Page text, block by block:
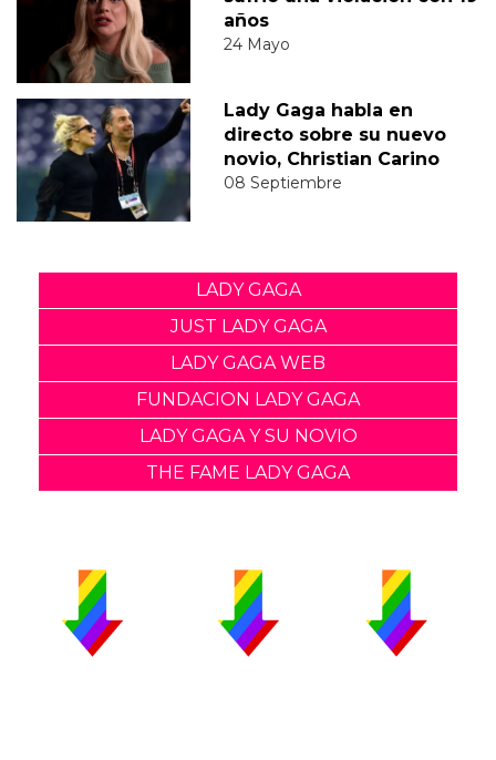
años
24 Mayo
Lady Gaga habla en
directo sobre su nuevo
novio, Christian Carino
08 Septiembre
LADY GAGA
JUST LADY GAGA
LADY GAGA WEB
FUNDACION LADY GAGA
LADY GAGA Y SU NOVIO
THE FAME LADY GAGA